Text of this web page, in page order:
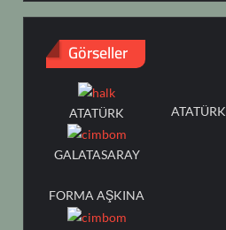
Görseller
ATATÜRK ATATÜRK
GALATASARAY
FORMA AŞKINA